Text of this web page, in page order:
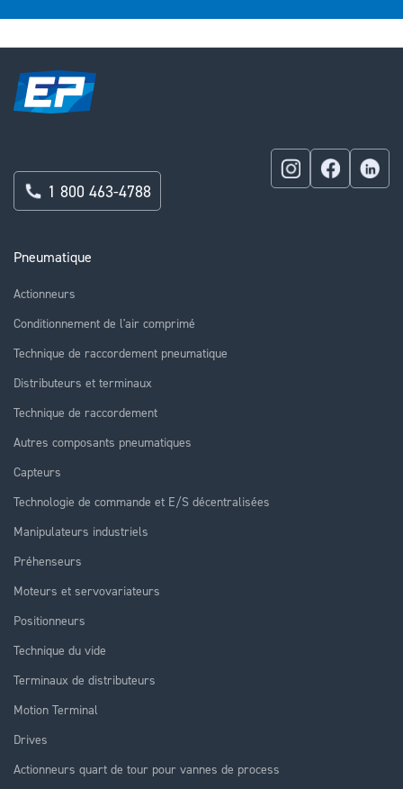
Pneumatique
Actionneurs
Conditionnement de l'air comprimé
Technique de raccordement pneumatique
Distributeurs et terminaux
Technique de raccordement
Autres composants pneumatiques
Capteurs
Technologie de commande et E/S décentralisées
Manipulateurs industriels
Préhenseurs
Moteurs et servovariateurs
Positionneurs
Technique du vide
Terminaux de distributeurs
Motion Terminal
Drives
Actionneurs quart de tour pour vannes de process
1 800 463-4788